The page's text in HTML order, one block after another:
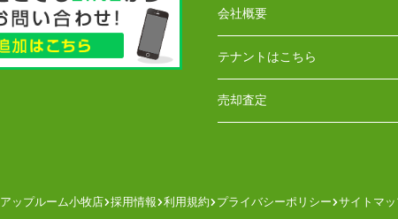
会社概要
テナントはこちら
売却査定
アップルーム小牧店 採用情報 利用規約 プライバシーポリシー サイトマッ